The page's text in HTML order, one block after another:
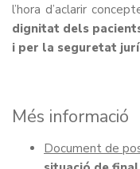
l’hora d’aclarir
dignitat dels
i per la seguretat
Més informació
Document de